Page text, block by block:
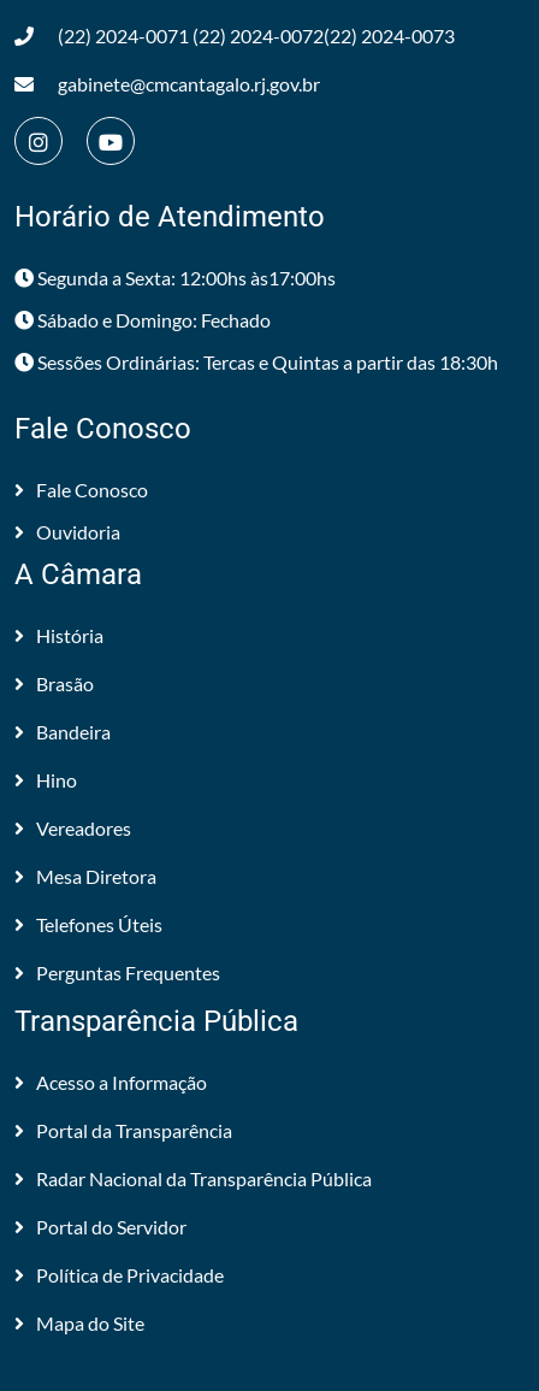
(22) 2024-0071 (22) 2024-0072(22) 2024-0073
gabinete@cmcantagalo.rj.gov.br
Horário de Atendimento
Segunda a Sexta: 12:00hs às17:00hs
Sábado e Domingo: Fechado
Sessões Ordinárias: Tercas e Quintas a partir das 18:30h
Fale Conosco
Fale Conosco
Ouvidoria
A Câmara
História
Brasão
Bandeira
Hino
Vereadores
Mesa Diretora
Telefones Úteis
Perguntas Frequentes
Transparência Pública
Acesso a Informação
Portal da Transparência
Radar Nacional da Transparência Pública
Portal do Servidor
Política de Privacidade
Mapa do Site